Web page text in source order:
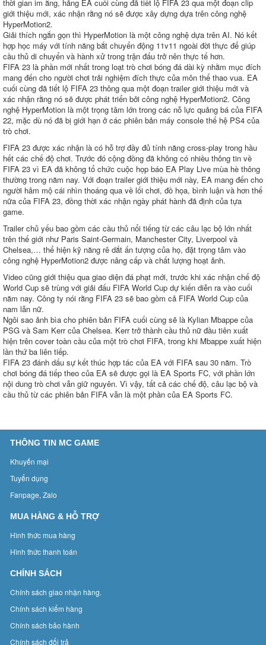
thời gian im ắng, hãng EA cuối cùng đã tiết lộ FIFA 23 qua một đoạn clip
giới thiệu mới, xác nhận rằng nó sẽ được xây dựng dựa trên công nghệ
HyperMotion2.
Giải thích ngắn gọn thì HyperMotion là một công nghệ dựa trên AI. Nó kết
hợp học máy với tính năng bắt chuyển động 11v11 ngoài đời thực để giúp
cầu thủ di chuyển và hành xử trong trận đấu trở nên thực tế hơn.
FIFA 23 là phần mới nhất trong loạt trò chơi bóng đá dài kỳ nhằm mục đích
mang đến cho người chơi trải nghiệm đích thực của môn thể thao vua. EA
cuối cùng đã tiết lộ FIFA 23 thông qua một đoạn trailer giới thiệu mới và
xác nhận rằng nó sẽ được phát triển bởi công nghệ HyperMotion2. Công
nghệ HyperMotion là một trọng tâm lớn trong các nỗ lực quảng bá của FIFA
22, mặc dù nó đã bị giới hạn ở các phiên bản máy console thế hệ PS4 của
trò chơi.
FIFA 23 được xác nhận là có hỗ trợ đầy đủ tính năng cross-play trong hầu
hết các chế độ chơi. Trước đó cộng đồng đã không có nhiều thông tin về
FIFA 23 vì EA đã không tổ chức cuộc họp báo EA Play Live mùa hè thông
thường trong năm nay. Với đoạn trailer giới thiệu mới này, EA mang đến cho
người hâm mộ cái nhìn thoáng qua về lối chơi, đồ họa, bình luận và hơn thế
nữa của FIFA 23, đồng thời xác nhận ngày phát hành đã định của tựa
game.
Trailer chủ yếu bao gồm các cầu thủ nổi tiếng từ ​​các câu lạc bộ lớn nhất
trên thế giới như Paris Saint-Germain, Manchester City, Liverpool và
Chelsea,… thể hiện kỹ năng rê dắt ấn tượng của họ, đặt trọng tâm vào
công nghệ HyperMotion2 được nâng cấp và chất lượng hoạt ảnh.
Video cũng giới thiệu qua giao diện đá phạt mới, trước khi xác nhận chế độ
World Cup sẽ trùng với giải đấu FIFA World Cup dự kiến diễn ra vào cuối
năm nay. Công ty nói rằng FIFA 23 sẽ bao gồm cả FIFA World Cup của
nam lẫn nữ.
Ngôi sao ảnh bìa cho phiên bản FIFA cuối cùng sẽ là Kylian Mbappe của
PSG và Sam Kerr của Chelsea. Kerr trở thành cầu thủ nữ đầu tiên xuất
hiện trên cover toàn cầu của một trò chơi FIFA, trong khi Mbappe xuất hiện
lần thứ ba liên tiếp.
FIFA 23 đánh dấu sự kết thúc hợp tác của EA với FIFA sau 30 năm. Trò
chơi bóng đá tiếp theo của EA sẽ được gọi là EA Sports FC, với phần lớn
nội dung trò chơi vẫn giữ nguyên. Vì vậy, tất cả các chế độ, câu lạc bộ và
cầu thủ từ các phiên bản FIFA vẫn là một phần của EA Sports FC.
THÔNG TIN MC GAME
Khuyến mại
Tuyển dụng
Fanpage, Zalo
MUA HÀNG & HỖ TRỢ
Hình thức mua hàng
Hình thức thanh toán
CHÍNH SÁCH
Chính sách giao nhận hàng.
Chính sách kiểm hàng
Chính sách bảo hành
Chính sách đổi trả